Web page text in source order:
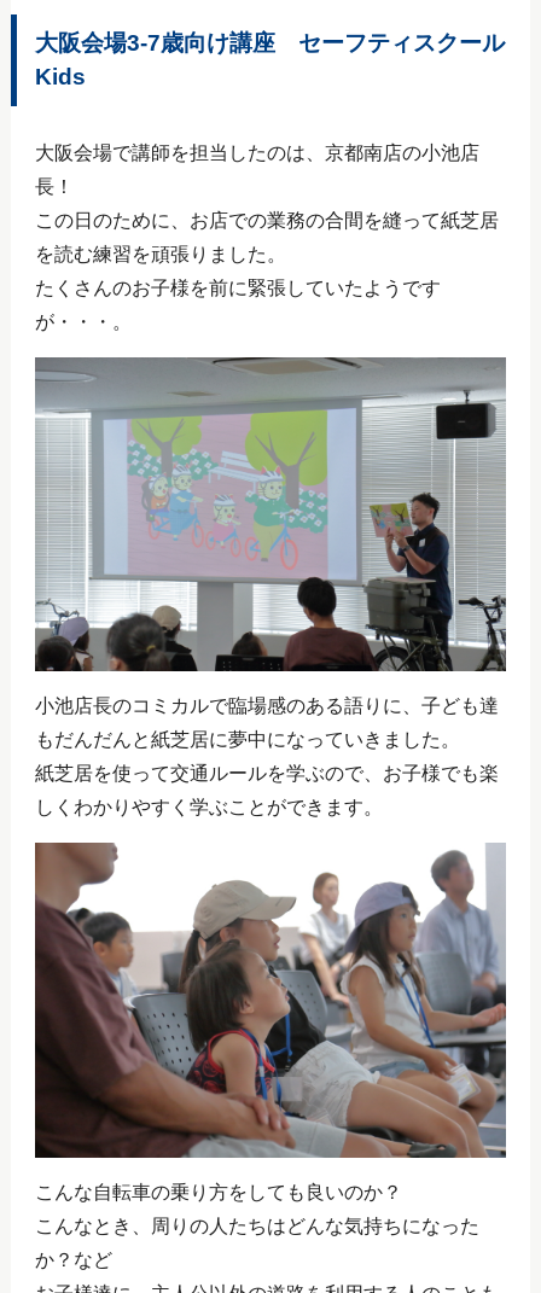
大阪会場3‐7歳向け講座 セーフティスクール
Kids
大阪会場で講師を担当したのは、京都南店の小池店
長！
この日のために、お店での業務の合間を縫って紙芝居
を読む練習を頑張りました。
たくさんのお子様を前に緊張していたようです
が・・・。
小池店長のコミカルで臨場感のある語りに、子ども達
もだんだんと紙芝居に夢中になっていきました。
紙芝居を使って交通ルールを学ぶので、お子様でも楽
しくわかりやすく学ぶことができます。
こんな自転車の乗り方をしても良いのか？
こんなとき、周りの人たちはどんな気持ちになった
か？など